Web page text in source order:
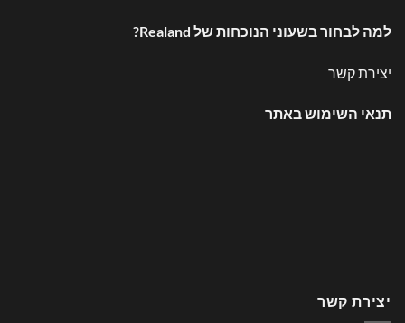
למה לבחור בשעוני הנוכחות של Realand?
יצירת קשר
תנאי השימוש באתר
יצירת קשר